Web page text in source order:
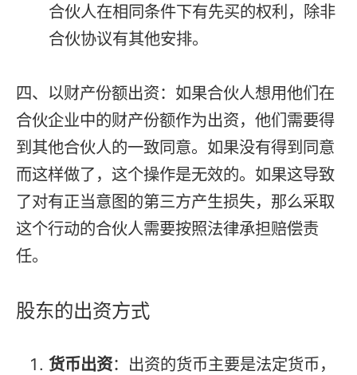
合伙人在相同条件下有先买的权利，除非
合伙协议有其他安排。
四、以财产份额出资：如果合伙人想用他们在
合伙企业中的财产份额作为出资，他们需要得
到其他合伙人的一致同意。如果没有得到同意
而这样做了，这个操作是无效的。如果这导致
了对有正当意图的第三方产生损失，那么采取
这个行动的合伙人需要按照法律承担赔偿责
任。
股东的出资方式
货币出资：出资的货币主要是法定货币，